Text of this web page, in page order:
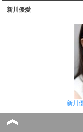
新川優愛
新川